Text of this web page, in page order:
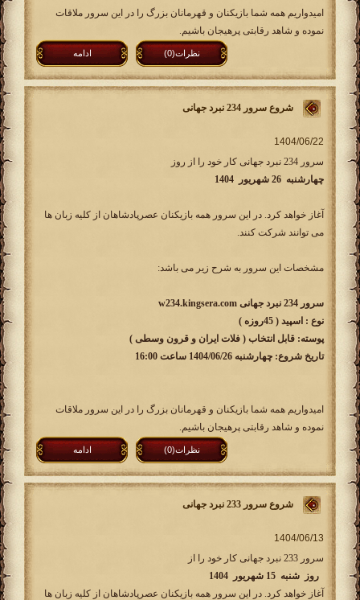
امیدواریم همه شما بازیکنان و قهرمانان بزرگ را در این سرور ملاقات
نموده و شاهد رقابتی پرهیجان باشیم.
ادامه نظرات(0)
شروع سرور 234 نبرد جهانی
سرور 234 نبرد جهانی کار خود را از روز
چهارشنبه 26 شهریور 1404​
آغاز خواهد کرد. در این سرور همه بازیکنان عصرپادشاهان از کلیه زبان ها
می توانند شرکت کنند.
مشخصات این سرور به شرح زیر می باشد:
سرور 234 نبرد جهانی w234.kingsera.com
نوع : اسپید ( 45روزه )
پوسته: قابل انتخاب ( فلات ایران و قرون وسطی )
تاریخ شروع: چهارشنبه 1404/06/26 ساعت 16:00
امیدواریم همه شما بازیکنان و قهرمانان بزرگ را در این سرور ملاقات
نموده و شاهد رقابتی پرهیجان باشیم.
ادامه نظرات(0)
شروع سرور 233 نبرد جهانی
سرور 233 نبرد جهانی کار خود را از
روز شنبه 15 شهریور 1404
آغاز خواهد کرد. در این سرور همه بازیکنان عصرپادشاهان از کلیه زبان ها